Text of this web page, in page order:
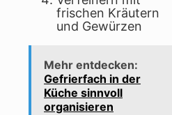
frischen Kräutern
und Gewürzen
Mehr entdecken:
Gefrierfach in der
Küche sinnvoll
organisieren